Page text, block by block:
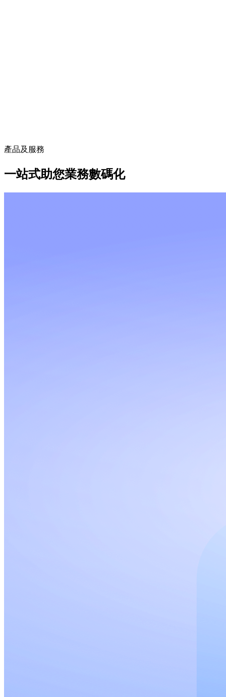
產品及服務
一站式助您業務數碼化